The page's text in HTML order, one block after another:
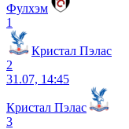
Фулхэм
1
Кристал Пэлас
2
31.07, 14:45
Кристал Пэлас
3